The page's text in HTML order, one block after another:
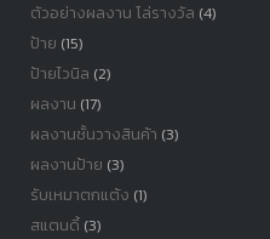
ตัวอย่างผลงาน โล่รางวัล (4)
ป้าย (15)
ป้ายไวนิล (2)
ผลงาน (17)
ผลงานชั้นวางสินค้า (3)
ผลงานป้าย (3)
รับเหมาตกแต้ง (1)
สแตนดี้(3)